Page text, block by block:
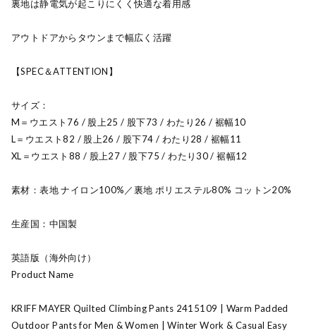
裏地は静電気が起こりにくく快適な着用感
アウトドアからタウンまで幅広く活躍
【SPEC＆ATTENTION】
サイズ：
M＝ウエスト76 / 股上25 / 股下73 / わたり26 / 裾幅10
L＝ウエスト82 / 股上26 / 股下74 / わたり28 / 裾幅11
XL＝ウエスト88 / 股上27 / 股下75 / わたり30 / 裾幅12
素材：表地 ナイロン100%／裏地 ポリエステル80% コットン20%
生産国：中国製
英語版（海外向け）
Product Name
KRIFF MAYER Quilted Climbing Pants 2415109 | Warm Padded
Outdoor Pants for Men & Women | Winter Work & Casual Easy